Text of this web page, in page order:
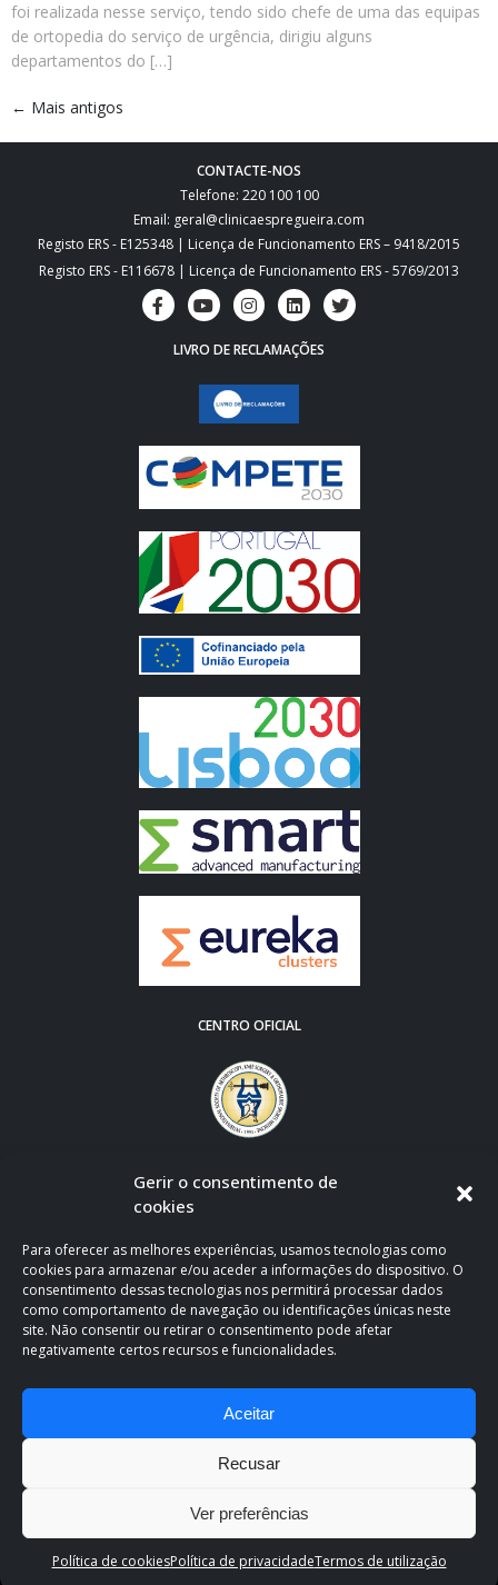
Gerir o consentimento de
cookies
Para oferecer as melhores experiências, usamos tecnologias como
cookies para armazenar e/ou aceder a informações do dispositivo. O
consentimento dessas tecnologias nos permitirá processar dados
como comportamento de navegação ou identificações únicas neste
site. Não consentir ou retirar o consentimento pode afetar
negativamente certos recursos e funcionalidades.
Aceitar
Recusar
Ver preferências
Política de cookiesPolítica de privacidadeTermos de utilização
foi realizada nesse serviço, tendo sido chefe de uma das equipas
de ortopedia do serviço de urgência, dirigiu alguns
departamentos do […]
← Mais antigos
CONTACTE-NOS
Telefone: 220 100 100
Email: geral@clinicaespregueira.com
Registo ERS - E125348 | Licença de Funcionamento ERS – 9418/2015
Registo ERS - E116678 | Licença de Funcionamento ERS - 5769/2013
LIVRO DE RECLAMAÇÕES
CENTRO OFICIAL
Privacidade e Cookies.Termos de utilização